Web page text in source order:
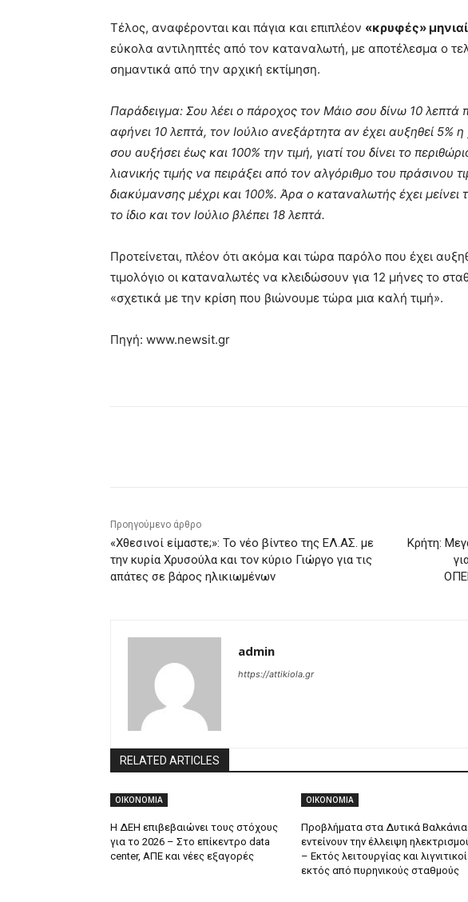
Τέλος, αναφέρονται και πάγια και επιπλέον «κρυφές»
εύκολα αντιληπτές από τον καταναλωτή, με αποτέλεσμα ο
σημαντικά από την αρχική εκτίμηση.
Παράδειγμα: Σου λέει ο πάροχος τον Μάιο σου δίνω 10 λεπτά
αφήνει 10 λεπτά, τον Ιούλιο ανεξάρτητα αν έχει αυξηθεί 5%
σου αυξήσει έως και 100% την τιμή, γιατί του δίνει το
λιανικής τιμής να πειράξει από τον αλγόριθμο του πράσινου
διακύμανσης μέχρι και 100%. Άρα ο καταναλωτής έχει μείνει
το ίδιο και τον Ιούλιο βλέπει 18 λεπτά.
Προτείνεται, πλέον ότι ακόμα και τώρα παρόλο που έχει
τιμολόγιο οι καταναλωτές να κλειδώσουν για 12 μήνες το
«σχετικά με την κρίση που βιώνουμε τώρα μια καλή τιμή».
Πηγή: www.newsit.gr
Προηγούμενο άρθρο
«Χθεσινοί είμαστε;»: Το νέο βίντεο της ΕΛ.ΑΣ. με
την κυρία Χρυσούλα και τον κύριο Γιώργο για τις
απάτες σε βάρος ηλικιωμένων
Κρήτη:
admin
https://attikiola.gr
RELATED ARTICLES
ΟΙΚΟΝΟΜΙΑ
Η ΔΕΗ επιβεβαιώνει τους στόχους
για το 2026 – Στο επίκεντρο data
center, ΑΠΕ και νέες εξαγορές
ΟΙΚΟΝΟΜΙΑ
Προβλήματα στα Δυτικά Βαλκάνια
εντείνουν την έλλειψη
– Εκτός λειτουργίας και λιγνιτικοί
εκτός από πυρηνικούς σταθμούς